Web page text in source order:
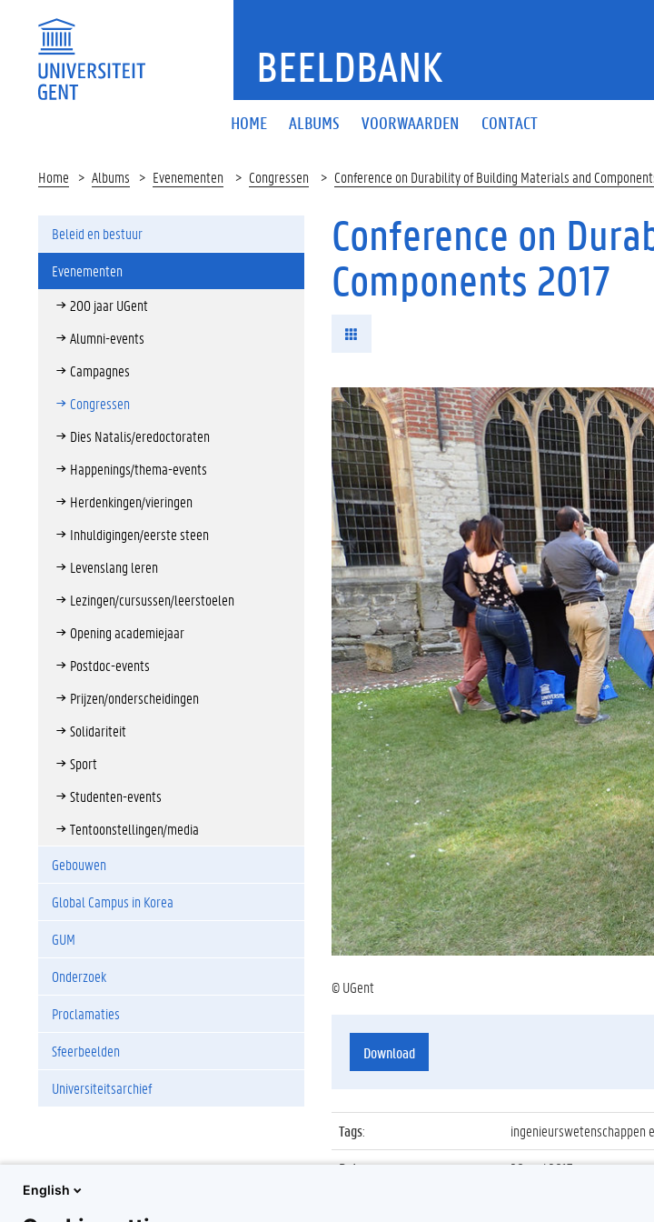
BEELDBANK
HOME ALBUMS VOORWAARDEN CONTACT
Home Albums Evenementen Congressen Conference on Durability of Building Materials and
Beleid en bestuur
Evenementen
200 jaar UGent
Alumni-events
Campagnes
Congressen
Dies Natalis/eredoctoraten
Happenings/thema-events
Herdenkingen/vieringen
Inhuldigingen/eerste steen
Levenslang leren
Lezingen/cursussen/leerstoelen
Opening academiejaar
Postdoc-events
Prijzen/onderscheidingen
Solidariteit
Sport
Studenten-events
Tentoonstellingen/media
Gebouwen
Global Campus in Korea
GUM
Onderzoek
Proclamaties
Sfeerbeelden
Universiteitsarchief
Conference on
Components 2017
© UGent
Download
Tags:
ingenieurswetenschappen
Datum:
28 mei 2017
English